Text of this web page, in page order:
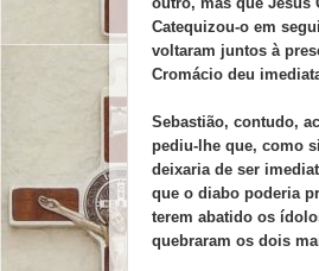
Catequizou-o em
voltaram juntos à
Cromácio deu
Sebastião, contudo,
pediu-lhe que, como
deixaria de ser
que o diabo poderia
terem abatido os
quebraram os dois